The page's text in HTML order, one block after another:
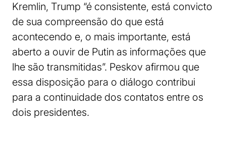
Kremlin, Trump “é consistente, está convicto
de sua compreensão do que está
acontecendo e, o mais importante, está
aberto a ouvir de Putin as informações que
lhe são transmitidas”. Peskov afirmou que
essa disposição para o diálogo contribui
para a continuidade dos contatos entre os
dois presidentes.